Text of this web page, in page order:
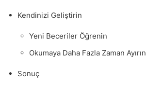
Kendinizi Geliştirin
Yeni Beceriler Öğrenin
Okumaya Daha Fazla Zaman Ayırın
Sonuç